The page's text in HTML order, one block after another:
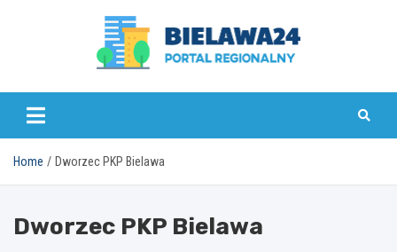
bielawa24.pl
Home Dworzec PKP Bielawa
Dworzec PKP Bielawa